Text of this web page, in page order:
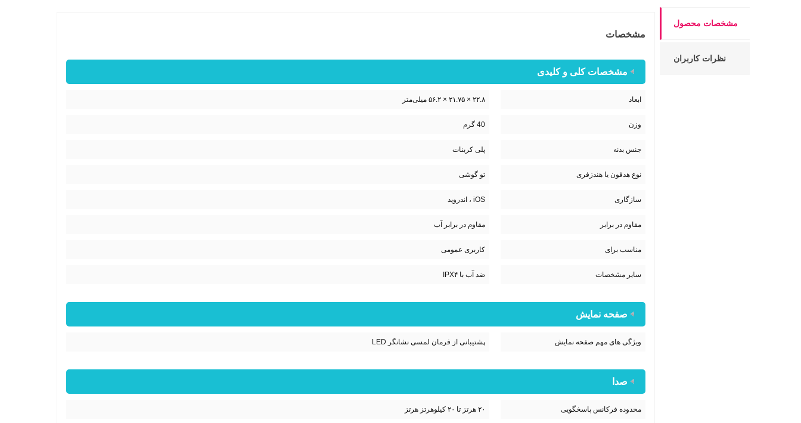
مشخصات محصول
نظرات کاربران
مشخصات
مشخصات کلی و کلیدی
ابعاد ۲۲.۸ × ۲۱.۷۵ × ۵۶.۲ میلی‌متر
وزن 40 گرم
جنس بدنه پلی کربنات
نوع هدفون یا هندزفری تو گوشی
سازگاری iOS ، اندروید
مقاوم در برابر مقاوم در برابر آب
مناسب برای کاربری عمومی
سایر مشخصات ضد آب با IPX۴
صفحه نمایش
ویژگی های مهم صفحه نمایش پشتیبانی از فرمان لمسی نشانگر LED
صدا
محدوده فرکانس پاسخگویی ۲۰ هرتز تا ۲۰ کیلوهرتز هرتز